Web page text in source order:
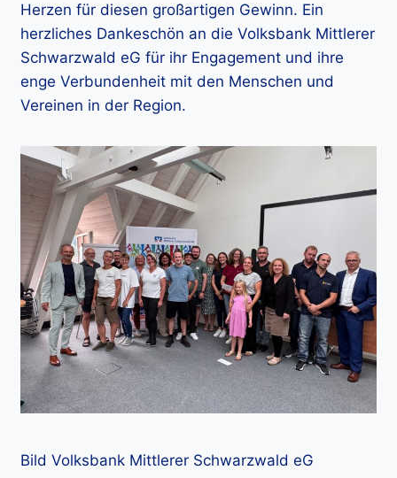
Herzen für diesen großartigen Gewinn. Ein
herzliches Dankeschön an die Volksbank Mittlerer
Schwarzwald eG für ihr Engagement und ihre
enge Verbundenheit mit den Menschen und
Vereinen in der Region.
Bild Volksbank Mittlerer Schwarzwald eG